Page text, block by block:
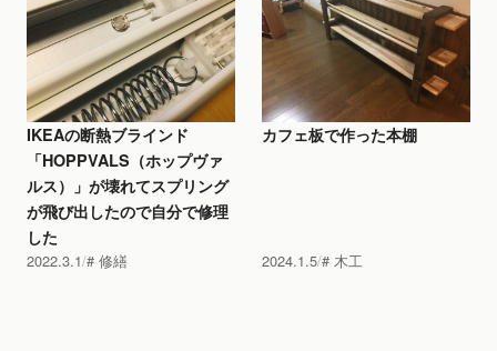
IKEAの断熱ブラインド
「HOPPVALS（ホップヴァ
ルス）」が壊れてスプリング
が飛び出したので自分で修理
した
2022.3.1 修繕
カフェ板で作った本棚
2024.1.5 木工